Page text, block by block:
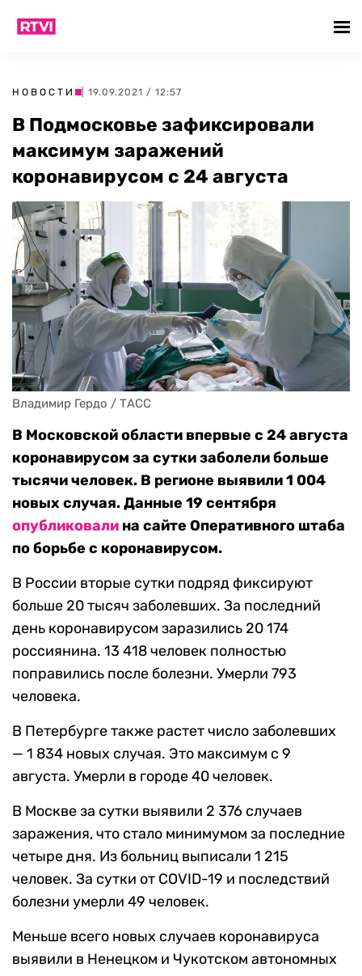
НОВОСТИ | 19.09.2021 / 12:57
В Подмосковье зафиксировали
максимум заражений
коронавирусом с 24 августа
Владимир Гердо / ТАСС
В Московской области впервые с 24 августа
коронавирусом за сутки заболели больше
тысячи человек. В регионе выявили 1 004
новых случая. Данные 19 сентября
опубликовали на сайте Оперативного штаба
по борьбе с коронавирусом.
В России вторые сутки подряд фиксируют
больше 20 тысяч заболевших. За последний
день коронавирусом заразились 20 174
россиянина. 13 418 человек полностью
поправились после болезни. Умерли 793
человека.
В Петербурге также растет число заболевших
— 1 834 новых случая. Это максимум с 9
августа. Умерли в городе 40 человек.
В Москве за сутки выявили 2 376 случаев
заражения, что стало минимумом за последние
четыре дня. Из больниц выписали 1 215
человек. За сутки от COVID-19 и последствий
болезни умерли 49 человек.
Меньше всего новых случаев коронавируса
выявили в Ненецком и Чукотском автономных